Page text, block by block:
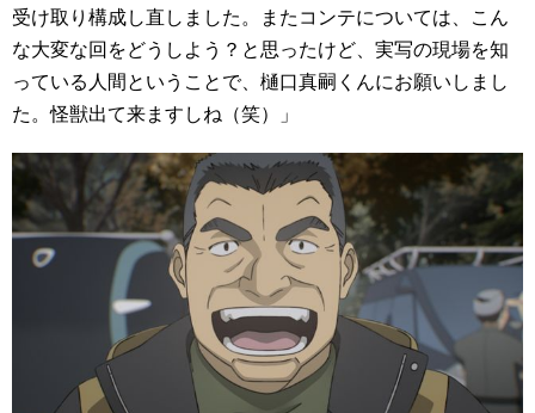
受け取り構成し直しました。またコンテについては、こん
な大変な回をどうしよう？と思ったけど、実写の現場を知
っている人間ということで、樋口真嗣くんにお願いしまし
た。怪獣出て来ますしね（笑）」